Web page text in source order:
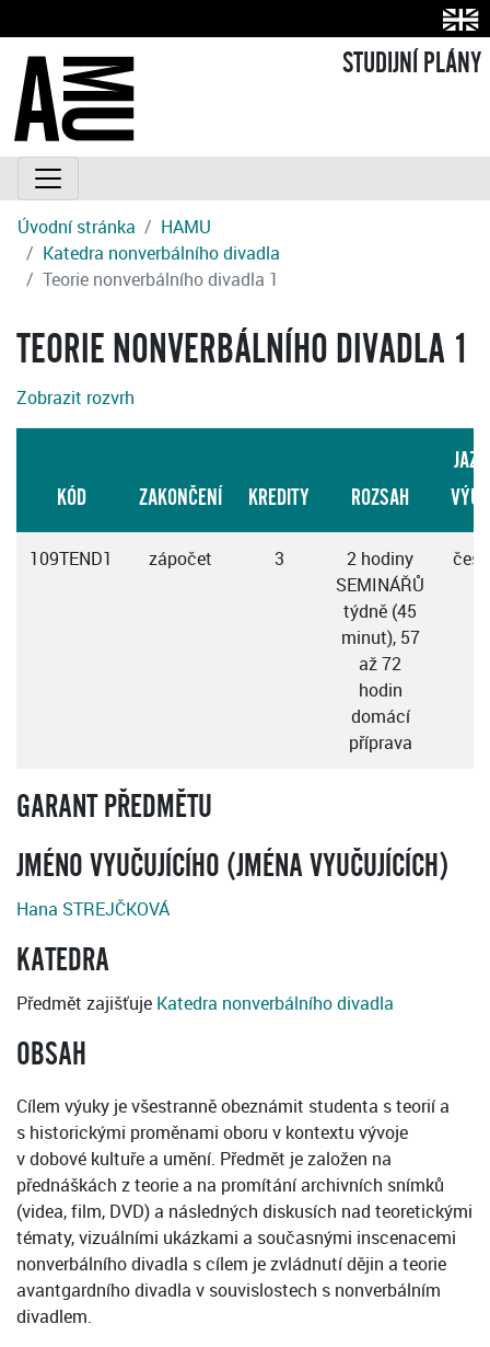
STUDIJNÍ PLÁNY
Úvodní stránka
HAMU
Katedra nonverbálního divadla
Teorie nonverbálního divadla 1
TEORIE NONVERBÁLNÍHO DIVADLA 1
Zobrazit rozvrh
KÓD ZAKONČENÍ KREDITY ROZSAH
109TEND1 zápočet 3
2 hodiny
SEMINÁŘŮ
týdně (45
minut), 57
až 72
hodin
domácí
příprava
GARANT PŘEDMĚTU
JMÉNO VYUČUJÍCÍHO (JMÉNA VYUČUJÍCÍCH)
Hana STREJČKOVÁ
KATEDRA
Předmět zajišťuje Katedra nonverbálního divadla
OBSAH
Cílem výuky je všestranně obeznámit studenta s teorií a
s historickými proměnami oboru v kontextu vývoje
v dobové kultuře a umění. Předmět je založen na
přednáškách z teorie a na promítání archivních snímků
(videa, film, DVD) a následných diskusích nad teoretickými
tématy, vizuálními ukázkami a současnými inscenacemi
nonverbálního divadla s cílem je zvládnutí dějin a teorie
avantgardního divadla v souvislostech s nonverbálním
divadlem.